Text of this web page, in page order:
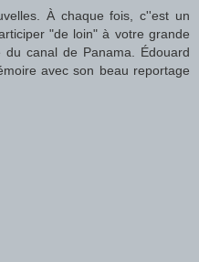
À chaque fois, c''est un
"de loin" à votre grande
du canal de Panama. Édouard
avec son beau reportage